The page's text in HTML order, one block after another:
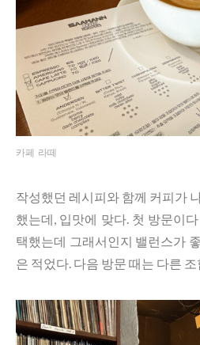
카페 라떼
작성했던 레시피와 함께 커피가
했는데, 입맛에 맞다. 첫 방문이
택했는데 그래서인지 밸런스가
은 적었다. 다음 방문 때는 다른